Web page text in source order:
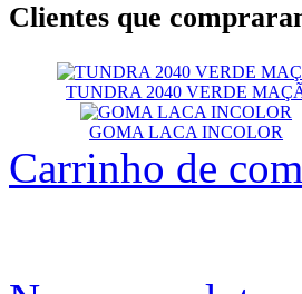
Clientes que
TUNDRA 2040 VERDE
GOMA LACA INCOLOR
Carrinho de